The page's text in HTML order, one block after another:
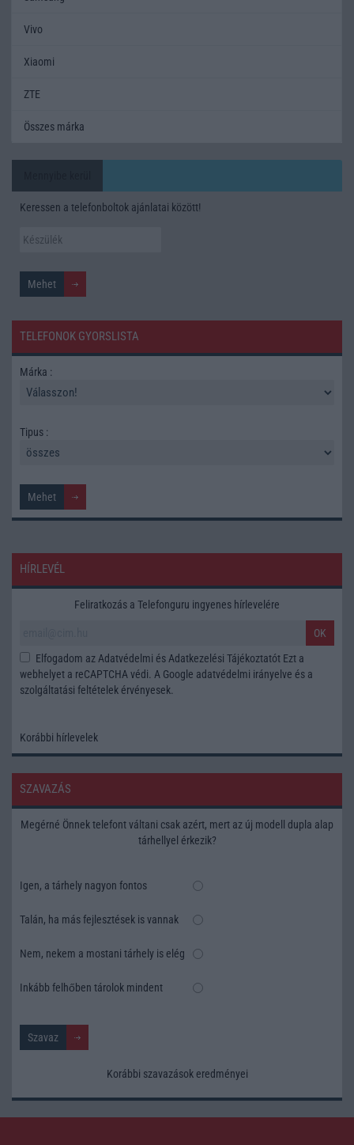
Vivo
Xiaomi
ZTE
Összes márka
Keressen a telefonboltok ajánlatai között!
TELEFONOK GYORSLISTA
Márka :
Tipus :
HÍRLEVÉL
Feliratkozás a Telefonguru ingyenes hírlevelére
OK
Elfogadom az Adatvédelmi és Adatkezelési Tájékoztatót Ezt a
webhelyet a reCAPTCHA védi. A Google adatvédelmi irányelve és a
szolgáltatási feltételek érvényesek.
Korábbi hírlevelek
SZAVAZÁS
Megérné Önnek telefont váltani csak azért, mert az új modell dupla alap
tárhellyel érkezik?
Igen, a tárhely nagyon fontos
Talán, ha más fejlesztések is vannak
Nem, nekem a mostani tárhely is elég
Inkább felhőben tárolok mindent
Korábbi szavazások eredményei